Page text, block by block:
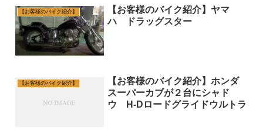
【お客様のバイク紹介】
【お客様のバイク紹介】ヤマ
ハ ドラッグスター
【お客様のバイク紹介】
【お客様のバイク紹介】ホンダ
スーパーカブが２台にシャド
ウ H-Dロードグライドウルトラ